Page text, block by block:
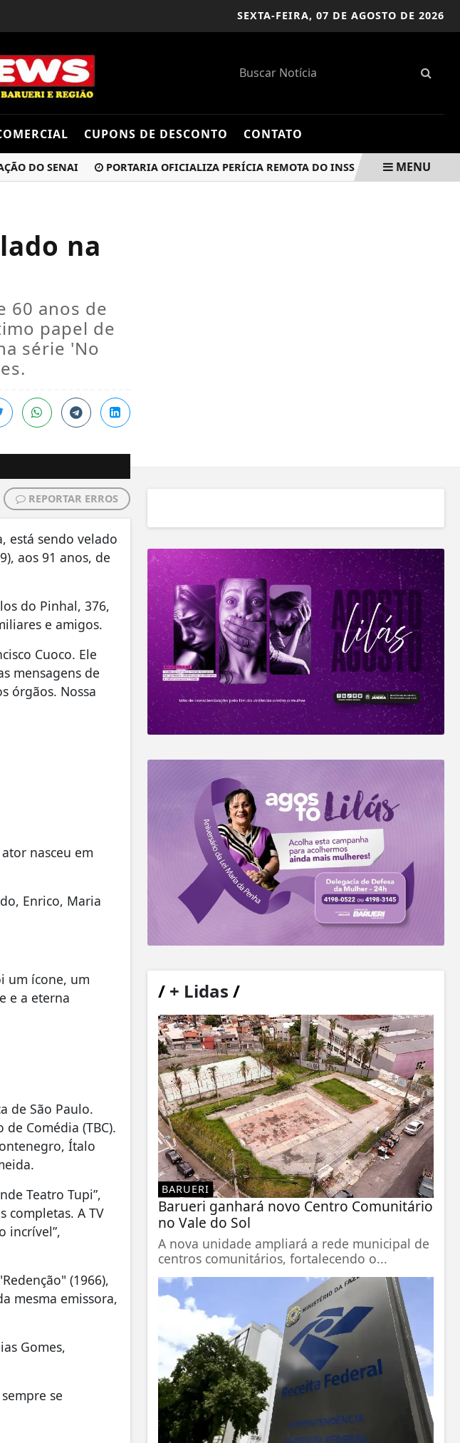
SEXTA-FEIRA, 07 DE AGOSTO DE 2026
CUPONS DE DESCONTO CONTATO
DO SENAI PORTARIA OFICIALIZA PERÍCIA REMOTA DO INSS ELEIÇÕES 2026:
MENU
na
60 anos de
papel de
série 'No
REPORTAR ERROS
está sendo velado
aos 91 anos, de
do Pinhal, 376,
e amigos.
Cuoco. Ele
mensagens de
órgãos. Nossa
nasceu em
Enrico, Maria
um ícone, um
e a eterna
de São Paulo.
Comédia (TBC).
Ítalo
Teatro Tupi”,
completas. A TV
incrível”,
(1966),
mesma emissora,
Gomes,
se
/+ Lidas /
BARUERI
Barueri ganhará novo Centro Comunitário
no Vale do Sol
A nova unidade ampliará a rede municipal de
centros comunitários, fortalecendo o...